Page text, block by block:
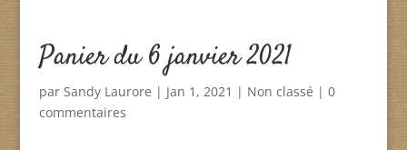
Panier du 6 janvier 2021
par Sandy Laurore | Jan 1, 2021 | Non classé | 0
commentaires